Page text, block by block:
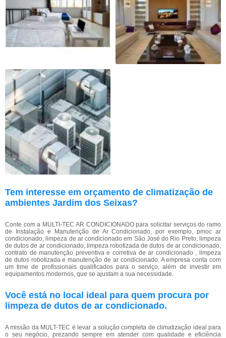
Tem interesse em orçamento de climatização de
ambientes Jardim dos Seixas?
Conte com a MULTI-TEC AR CONDICIONADO para solicitar serviços do ramo
de Instalação e Manutenção de Ar Condicionado, por exemplo, pmoc ar
condicionado, limpeza de ar condicionado em São José do Rio Preto, limpeza
de dutos de ar condicionado, limpeza robotizada de dutos de ar condicionado,
contrato de manutenção preventiva e corretiva de ar condicionado , limpeza
de dutos robotizada e manutenção de ar condicionado. A empresa conta com
um time de profissionais qualificados para o serviço, além de investir em
equipamentos modernos, que se ajustam a sua necessidade.
Você está no local ideal para quem procura por
limpeza de dutos de ar condicionado.
A missão da MULT-TEC é levar a solução completa de climatização ideal para
o seu negócio, prezando sempre em atender com qualidade e eficiência